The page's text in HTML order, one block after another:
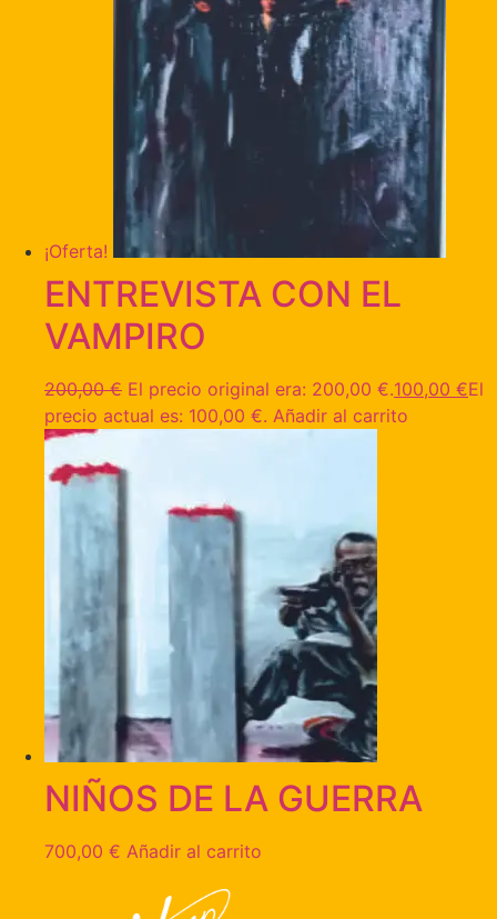
¡Oferta!
ENTREVISTA CON EL
VAMPIRO
200,00€ El precio original era: 200,00 €.100,00 €El
precio actual es: 100,00 €. Añadir al carrito
NIÑOS DE LA GUERRA
700,00 € Añadir al carrito